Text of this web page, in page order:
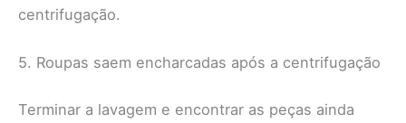
centrifugação.
5. Roupas saem encharcadas após a centrifugação
Terminar a lavagem e encontrar as peças ainda